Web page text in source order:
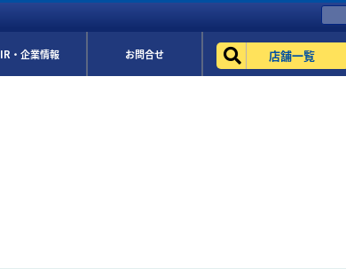
IR・企業情報 お問合せ 店舗一覧